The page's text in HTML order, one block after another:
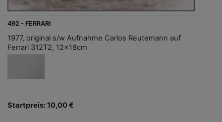
492 - FERRARI
1977, original s/w Aufnahme Carlos Reutemann auf
Ferrari 312T2, 12x18cm
Startpreis: 10,00 €